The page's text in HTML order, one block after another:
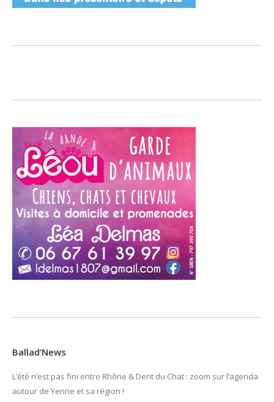
Ballad’News
L’été n’est pas fini entre Rhône & Dent du Chat : zoom sur l’agenda
autour de Yenne et sa région !